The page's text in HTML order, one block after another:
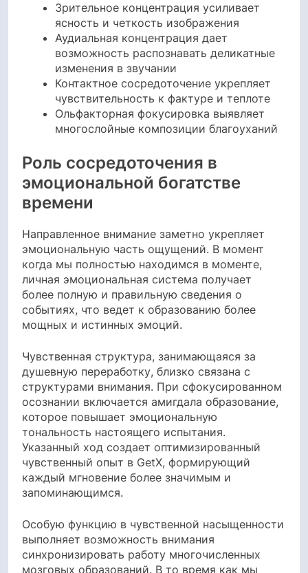
Зрительное концентрация усиливает
ясность и четкость изображения
Аудиальная концентрация дает
возможность распознавать деликатные
изменения в звучании
Контактное сосредоточение укрепляет
чувствительность к фактуре и теплоте
Ольфакторная фокусировка выявляет
многослойные композиции благоуханий
Роль сосредоточения в
эмоциональной богатстве
времени
Направленное внимание заметно укрепляет
эмоциональную часть ощущений. В момент
когда мы полностью находимся в моменте,
личная эмоциональная система получает
более полную и правильную сведения о
событиях, что ведет к образованию более
мощных и истинных эмоций.
Чувственная структура, занимающаяся за
душевную переработку, близко связана с
структурами внимания. При сфокусированном
осознании включается амигдала образование,
которое повышает эмоциональную
тональность настоящего испытания.
Указанный ход создает оптимизированный
чувственный опыт в GetX, формирующий
каждый мгновение более значимым и
запоминающимся.
Особую функцию в чувственной насыщенности
выполняет возможность внимания
синхронизировать работу многочисленных
мозговых образований. В то время как мы